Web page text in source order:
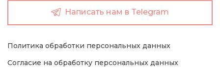
Написать нам в Telegram
Политика обработки персональных данных
Согласие на обработку персональных данных